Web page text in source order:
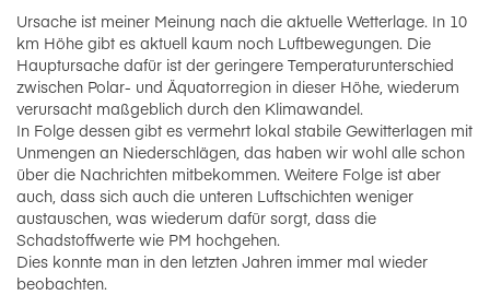
Ursache ist meiner Meinung nach die aktuelle Wetterlage. In 10
km Höhe gibt es aktuell kaum noch Luftbewegungen. Die
Hauptursache dafür ist der geringere Temperaturunterschied
zwischen Polar- und Äquatorregion in dieser Höhe, wiederum
verursacht maßgeblich durch den Klimawandel.
In Folge dessen gibt es vermehrt lokal stabile Gewitterlagen mit
Unmengen an Niederschlägen, das haben wir wohl alle schon
über die Nachrichten mitbekommen. Weitere Folge ist aber
auch, dass sich auch die unteren Luftschichten weniger
austauschen, was wiederum dafür sorgt, dass die
Schadstoffwerte wie PM hochgehen.
Dies konnte man in den letzten Jahren immer mal wieder
beobachten.